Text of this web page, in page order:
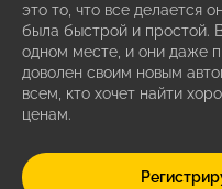
это то, что все делается
была быстрой и простой.
одном месте, и они даже
доволен своим новым
всем, кто хочет найти
ценам.